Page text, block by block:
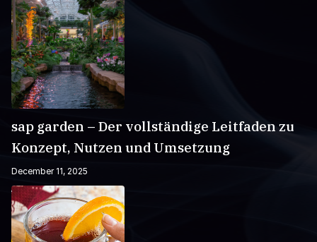
sap garden – Der vollständige Leitfaden zu
Konzept, Nutzen und Umsetzung
December 11, 2025